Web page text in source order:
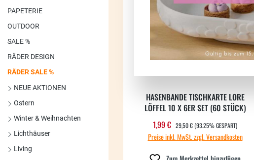
PAPETERIE
OUTDOOR
SALE %
RÄDER DESIGN
RÄDER SALE %
NEUE AKTIONEN
Ostern
Winter & Weihnachten
Lichthäuser
Living
HASENBANDE TISCHKARTE LORE
LÖFFEL 10 X 6ER SET (60 STÜCK)
Verkaufspreis:
1,99 € REGULÄRER PREIS:
29,50 €(93.25% GESPART)
Preise inkl. MwSt. zzgl. Versandkosten